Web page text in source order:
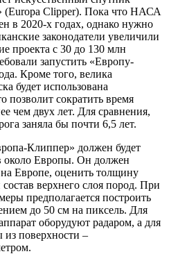
Clipper). Пока что НАСА
в 2020-х годах, однако нужно
законодатели увеличили
проекта с 30 до 130 млн
запустить «Европу-
Кроме того, велика
будет использована
позволит сократить время
чем двух лет. Для сравнения,
заняла бы почти 6,5 лет.
Клиппер» должен будет
около Европы. Он должен
Европе, оценить толщину
верхнего слоя пород. При
предполагается построить
до 50 см на пиксель. Для
оборудуют радаром, а для
поверхности –